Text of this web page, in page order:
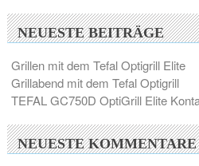
NEUESTE BEITRÄGE
Grillen mit dem Tefal Optigrill Elite
Grillabend mit dem Tefal Optigrill
TEFAL GC750D OptiGrill Elite
NEUESTE KOMMENTARE